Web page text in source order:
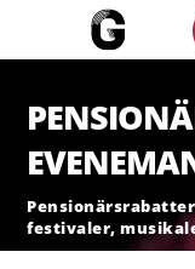
festivaler,